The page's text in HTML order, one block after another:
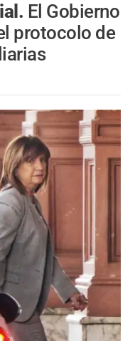
El Gobierno
protocolo de